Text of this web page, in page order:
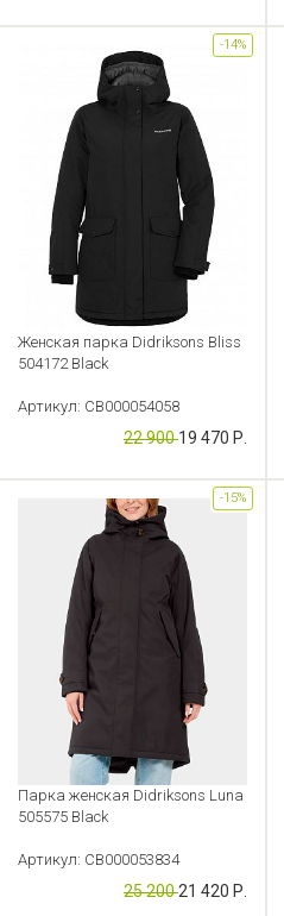
Женская парка Didriksons Bliss
504172 Black
Артикул: CB000054058
22 90019 470 Р.
-14%
Парка женская Didriksons Luna
505575 Black
Артикул: CB000053834
25 20021 420 Р.
-15%